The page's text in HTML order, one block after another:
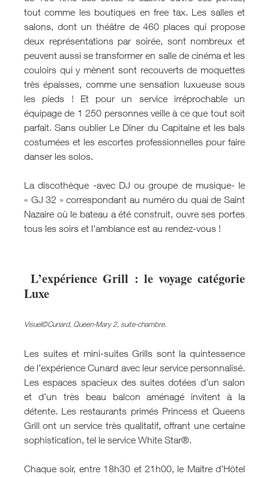
tout comme les boutiques en free tax. Les salles et
salons, dont un théâtre de 460 places qui propose
deux représentations par soirée, sont nombreux et
peuvent aussi se transformer en salle de cinéma et les
couloirs qui y mènent sont recouverts de moquettes
très épaisses, comme une sensation luxueuse sous
les pieds ! Et pour un service irréprochable un
équipage de 1 250 personnes veille à ce que tout soit
parfait. Sans oublier Le Dîner du Capitaine et les bals
costumées et les escortes professionnelles pour faire
danser les solos.
La discothèque -avec DJ ou groupe de musique- le
« GJ 32 » correspondant au numéro du quai de Saint
Nazaire où le bateau a été construit, ouvre ses portes
tous les soirs et l’ambiance est au rendez-vous !
L’expérience Grill : le voyage catégorie
Luxe
Visuel©Cunard, Queen-Mary 2, suite-chambre.
Les suites et mini-suites Grills sont la quintessence
de l’expérience Cunard avec leur service personnalisé.
Les espaces spacieux des suites dotées d’un salon
et d’un très beau balcon aménagé invitent à la
détente. Les restaurants primés Princess et Queens
Grill ont un service très qualitatif, offrant une certaine
sophistication, tel le service White Star®.
Chaque soir, entre 18h30 et 21h00, le Maître d’Hôtel